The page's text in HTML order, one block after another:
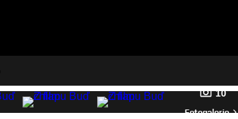
10
Fotogalerie